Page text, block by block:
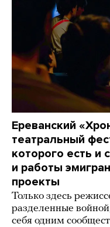
Ереванский
театральный
которого есть и
и работы
проекты
Только здесь
разделенные
себя одним